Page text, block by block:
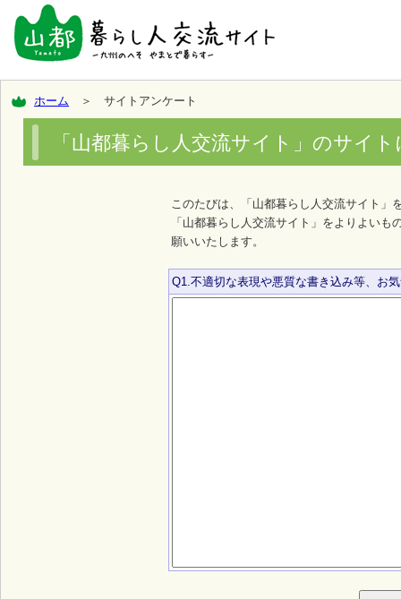
ホーム ＞ サイトアンケート
「山都暮らし人交流サイト」のサイ
このたびは、「山都暮らし人交流サイト」
「山都暮らし人交流サイト」をよりよい
願いいたします。
Q1.不適切な表現や悪質な書き込み等、お